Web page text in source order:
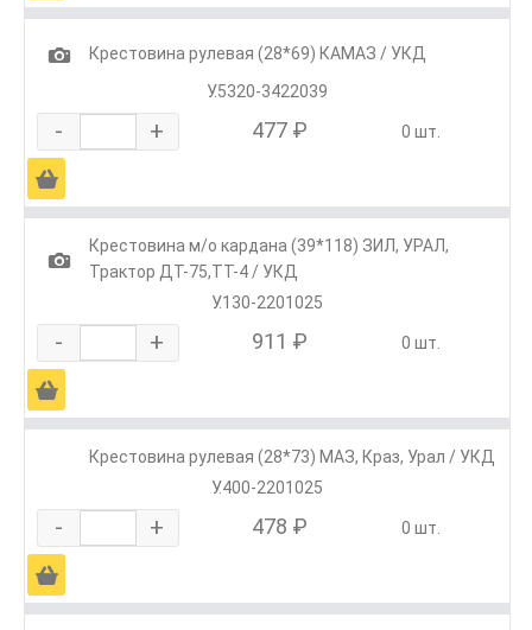
1
Крестовина рулевая (28*69) КАМАЗ / УКД
У.5320-3422039
- + 477 ₽ 0 шт.
Ä
1
Крестовина м/о кардана (39*118) ЗИЛ, УРАЛ,
Трактор ДТ-75,ТТ-4 / УКД
У.130-2201025
- + 911 ₽ 0 шт.
Ä
Крестовина рулевая (28*73) МАЗ, Краз, Урал / УКД
У.400-2201025
- + 478 ₽ 0 шт.
Ä